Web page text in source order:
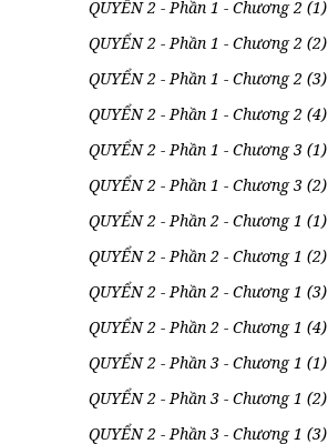
QUYỂN 2 - Phần 1 - Chương 2 (1)
QUYỂN 2 - Phần 1 - Chương 2 (2)
QUYỂN 2 - Phần 1 - Chương 2 (3)
QUYỂN 2 - Phần 1 - Chương 2 (4)
QUYỂN 2 - Phần 1 - Chương 3 (1)
QUYỂN 2 - Phần 1 - Chương 3 (2)
QUYỂN 2 - Phần 2 - Chương 1 (1)
QUYỂN 2 - Phần 2 - Chương 1 (2)
QUYỂN 2 - Phần 2 - Chương 1 (3)
QUYỂN 2 - Phần 2 - Chương 1 (4)
QUYỂN 2 - Phần 3 - Chương 1 (1)
QUYỂN 2 - Phần 3 - Chương 1 (2)
QUYỂN 2 - Phần 3 - Chương 1 (3)